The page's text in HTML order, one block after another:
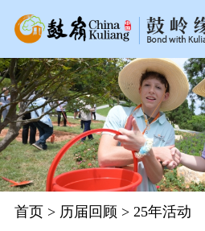
首页> 历届回顾 > 25年活动